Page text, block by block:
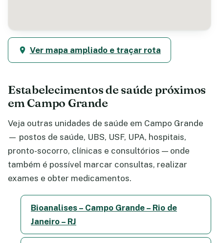
Ver mapa ampliado e traçar rota
Estabelecimentos de saúde próximos
em Campo Grande
Veja outras unidades de saúde em Campo Grande
— postos de saúde, UBS, USF, UPA, hospitais,
pronto-socorro, clínicas e consultórios — onde
também é possível marcar consultas, realizar
exames e obter medicamentos.
Bioanalises – Campo Grande – Rio de
Janeiro – RJ